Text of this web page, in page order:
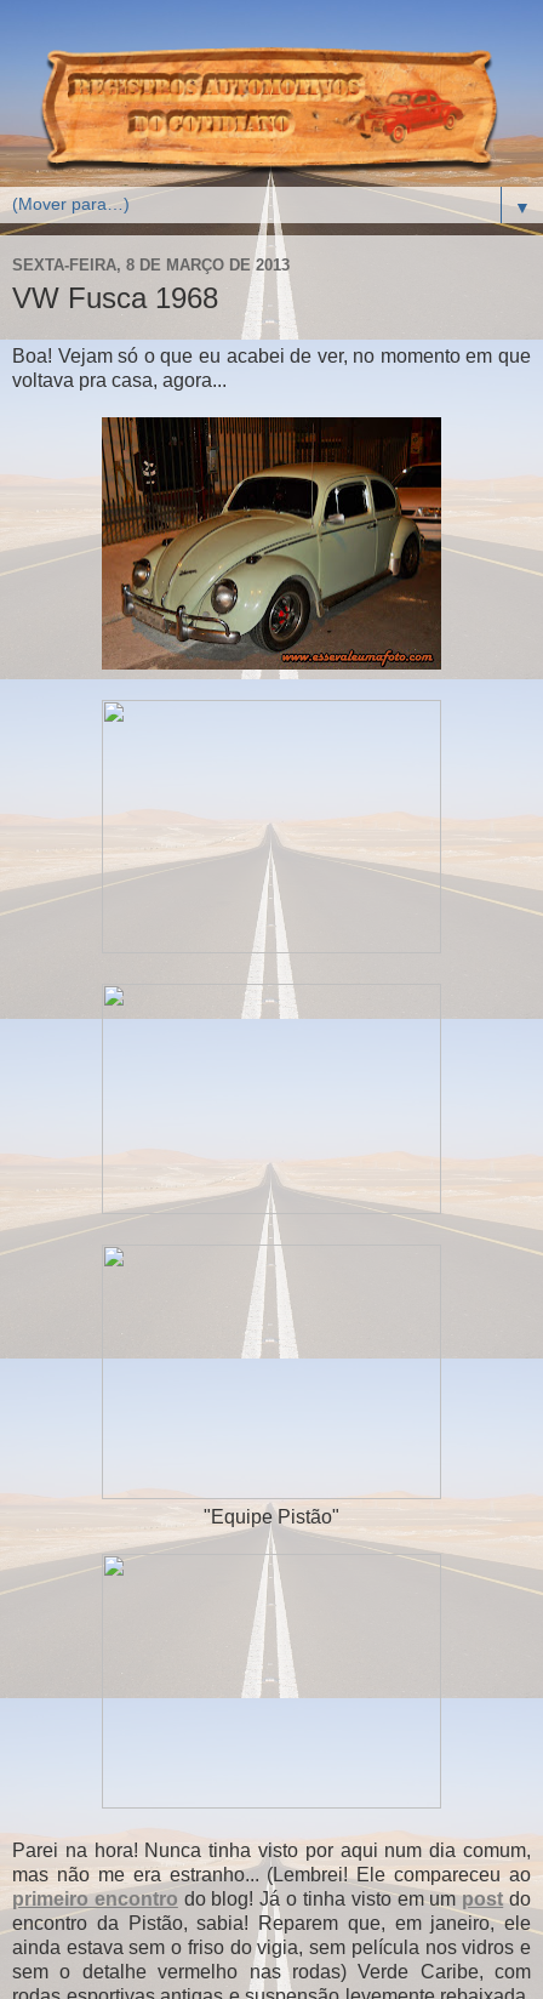
▼
SEXTA-FEIRA, 8 DE MARÇO DE 2013
VW Fusca 1968
Boa! Vejam só o que eu acabei de ver, no momento em que
voltava pra casa, agora...
"Equipe Pistão"
Parei na hora! Nunca tinha visto por aqui num dia comum,
mas não me era estranho... (Lembrei! Ele compareceu ao
primeiro encontro do blog! Já o tinha visto em umpostdo
encontro da Pistão, sabia! Reparem que, em janeiro, ele
ainda estava sem o friso do vigia, sem película nos vidros e
sem o detalhe vermelho nas rodas) Verde Caribe, com